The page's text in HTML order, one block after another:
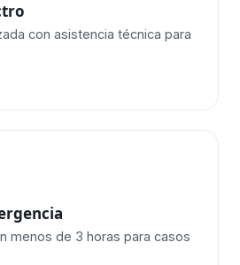
con asistencia técnica para
menos de 3 horas para casos